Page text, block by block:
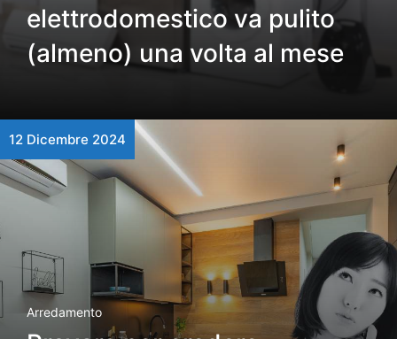
elettrodomestico va pulito
(almeno) una volta al mese
12 Dicembre 2024
Arredamento